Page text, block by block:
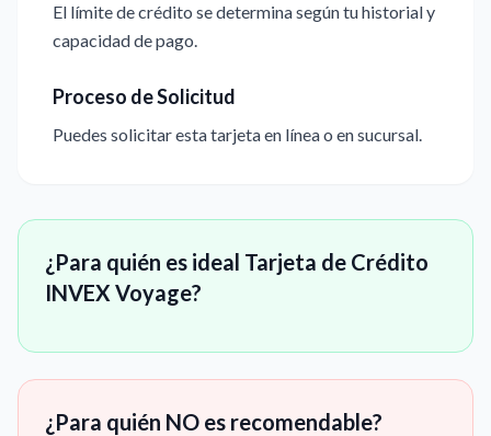
El límite de crédito se determina según tu historial y
capacidad de pago.
Proceso de Solicitud
Puedes solicitar esta tarjeta en línea o en sucursal.
¿Para quién es ideal Tarjeta de Crédito
INVEX Voyage?
¿Para quién NO es recomendable?